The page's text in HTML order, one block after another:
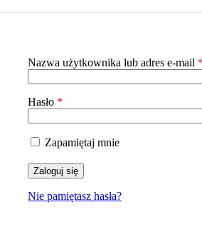
Nazwa użytkownika lub adres e-mail *
Hasło *
Zapamiętaj mnie
Zaloguj się
Nie pamiętasz hasła?